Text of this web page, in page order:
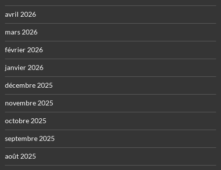
avril 2026
mars 2026
février 2026
janvier 2026
décembre 2025
novembre 2025
octobre 2025
septembre 2025
août 2025